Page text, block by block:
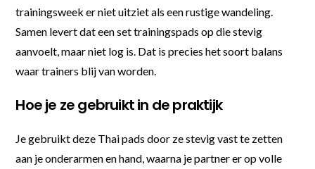
trainingsweek er niet uitziet als een rustige wandeling.
Samen levert dat een set trainingspads op die stevig
aanvoelt, maar niet log is. Dat is precies het soort balans
waar trainers blij van worden.
Hoe je ze gebruikt in de praktijk
Je gebruikt deze Thai pads door ze stevig vast te zetten
aan je onderarmen en hand, waarna je partner er op volle